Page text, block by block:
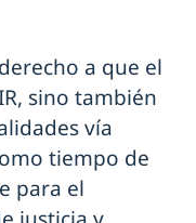
a que el
sino también
vía
tiempo de
para el